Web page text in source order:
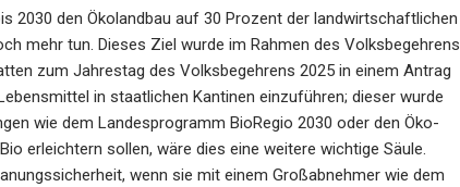
2030 den Ökolandbau auf 30 Prozent der landwirtschaftlichen
mehr tun. Dieses Ziel wurde im Rahmen des Volksbegehrens
zum Jahrestag des Volksbegehrens 2025 in einem Antrag
in staatlichen Kantinen einzuführen; dieser wurde
wie dem Landesprogramm BioRegio 2030 oder den Öko-
erleichtern sollen, wäre dies eine weitere wichtige Säule.
wenn sie mit einem Großabnehmer wie dem